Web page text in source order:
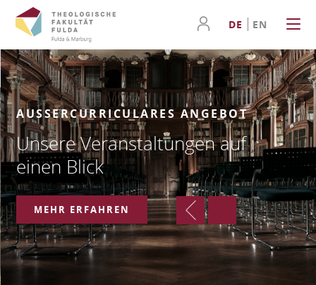
DE EN
AUSSERCURRICULARES ANGEBOT
Unsere Veranstaltungen auf
einen Blick
MEHR ERFAHREN